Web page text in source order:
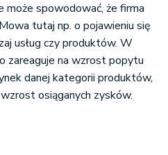
spowodować, że firma
tutaj np. o pojawieniu się
usług czy produktów. W
zareaguje na wzrost popytu
danej kategorii produktów,
osiąganych zysków.